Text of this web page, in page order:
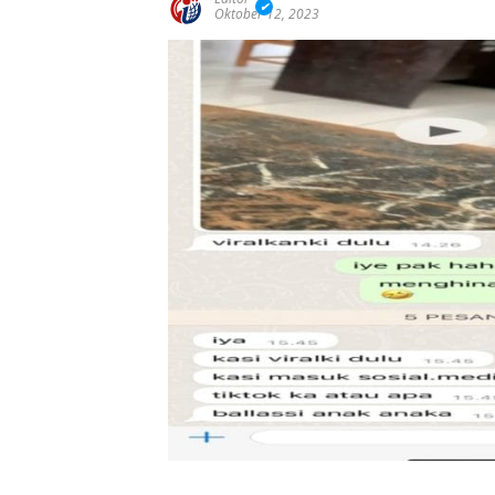
Oktober 12, 2023